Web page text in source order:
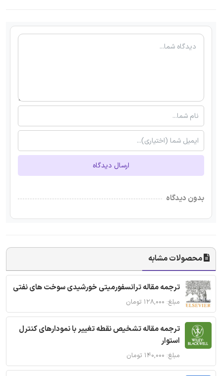
ارسال دیدگاه
بدون دیدگاه
محصولات مشابه
ترجمه مقاله ترانسفورمیتی خورشیدی سوخت های نفتی
مبلغ: ۱۲۸,۰۰۰ تومان
ترجمه مقاله تشخیص نقطه تغییر با نمودارهای کنترل
استوار
مبلغ: ۱۴۰,۰۰۰ تومان